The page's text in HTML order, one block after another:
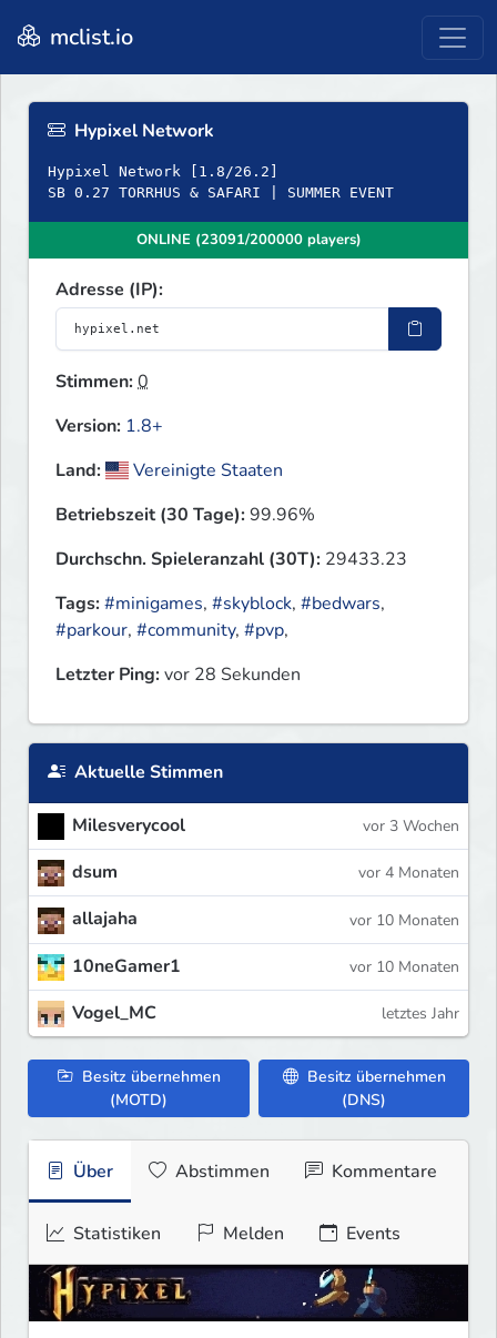
mclist.io
Hypixel Network
Hypixel Network [1.8/26.2]
SB 0.27 TORRHUS & SAFARI | SUMMER EVENT
ONLINE (23091/200000 players)
Adresse (IP):
Stimmen:0
Version: 1.8+
Land:
Vereinigte Staaten
Betriebszeit (30 Tage):99.96%
Durchschn. Spieleranzahl (30T): 29433.23
Tags:#minigames, #skyblock, #bedwars,
#parkour, #community, #pvp,
Letzter Ping:vor 28 Sekunden
Aktuelle Stimmen
Milesverycool vor 3 Wochen
dsum vor 4 Monaten
allajaha vor 10 Monaten
10neGamer1 vor 10 Monaten
Vogel_MC letztes Jahr
Besitz übernehmen
(MOTD)
Besitz übernehmen
(DNS)
Über Abstimmen Kommentare
Statistiken Melden Events